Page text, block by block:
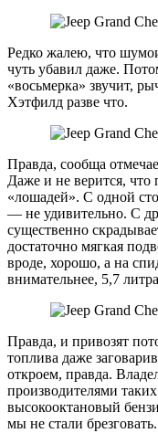
Редко жалею, что
чуть убавил даже.
«восьмерка» звучит,
Хэтфилд разве что.
Правда, сообща
Даже и не верится,
«лошадей». С одной
— не удивительно. С
существенно
достаточно мягкая
вроде, хорошо, а на
внимательнее, 5,7
Правда, и привозят
топлива даже
откроем, правда.
производителями
высокооктановый
мы не стали брезговать.